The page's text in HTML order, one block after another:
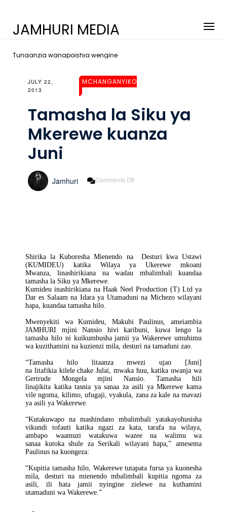
JAMHURI MEDIA
Tunaanzia wanapoishia wengine
JULY 22,
2013
MCHANGANYIKO
Tamasha la Siku ya
Mkerewe kuanza
Juni
Jamhuri Comments Off
Shirika la Kuboresha Mienendo na Desturi kwa Ustawi
(KUMIDEU) katika Wilaya ya Ukerewe mkoani
Mwanza, linashirikiana na wadau mbalimbali kuandaa
tamasha la Siku ya Mkerewe.
Kumideu inashirikiana na Haak Neel Production (T) Ltd ya
Dar es Salaam na Idara ya Utamaduni na Michezo wilayani
hapa, kuandaa tamasha hilo.
Mwenyekiti wa Kumideu, Makubi Paulinus, ameiambia
JAMHURI mjini Nansio hivi karibuni, kuwa lengo la
tamasha hilo ni kuikumbusha jamii ya Wakerewe umuhimu
wa kuzithamini na kuzienzi mila, desturi na tamaduni zao.
“Tamasha hilo litaanza mwezi ujao [Juni]
na litafikia kilele chake Julai, mwaka huu, katika uwanja wa
Gertrude Mongela mjini Nansio. Tamasha hili
linajikita katika tasnia ya sanaa za asili ya Mkerewe kama
vile ngoma, kilimo, ufugaji, vyakula, zana za kale na mavazi
ya asili ya Wakerewe.
“Kutakuwapo na mashindano mbalimbali yatakayohusisha
vikundi tofauti katika ngazi za kata, tarafa na wilaya,
ambapo waamuzi watakuwa wazee na walimu wa
sanaa kutoka shule za Serikali wilayani hapa,” amesema
Paulinus na kuongeza:
“Kupitia tamasha hilo, Wakerewe tutapata fursa ya kuonesha
mila, desturi na mienendo mbalimbali kupitia ngoma za
asili, ili hata jamii nyingine zielewe na kuthamini
utamaduni wa Wakerewe.”